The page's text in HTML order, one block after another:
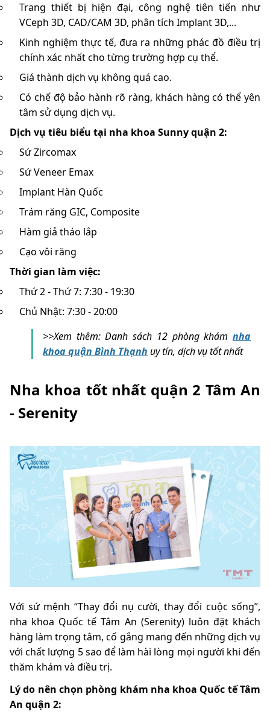
Trang thiết bị hiện đại, công nghệ tiên tiến như
VCeph 3D, CAD/CAM 3D, phân tích Implant 3D,...
Kinh nghiệm thực tế, đưa ra những phác đồ điều trị
chính xác nhất cho từng trường hợp cụ thể.
Giá thành dịch vụ không quá cao.
Có chế độ bảo hành rõ ràng, khách hàng có thể yên
tâm sử dụng dịch vụ.
Dịch vụ tiêu biểu tại nha khoa Sunny quận 2:
Sứ Zircomax
Sứ Veneer Emax
Implant Hàn Quốc
Trám răng GIC, Composite
Hàm giả tháo lắp
Cạo vôi răng
Thời gian làm việc:
Thứ 2 - Thứ 7: 7:30 - 19:30
Chủ Nhật: 7:30 - 20:00
>>Xem thêm: Danh sách 12 phòng khám nha
khoa quận Bình Thạnh uy tín, dịch vụ tốt nhất
Nha khoa tốt nhất quận 2 Tâm An
- Serenity
Với sứ mệnh “Thay đổi nụ cười, thay đổi cuộc sống”,
nha khoa Quốc tế Tâm An (Serenity) luôn đặt khách
hàng làm trọng tâm, cố gắng mang đến những dịch vụ
với chất lượng 5 sao để làm hài lòng mọi người khi đến
thăm khám và điều trị.
Lý do nên chọn phòng khám nha khoa Quốc tế Tâm
An quận 2: